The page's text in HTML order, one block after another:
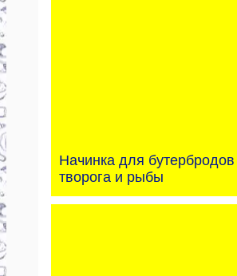
Начинка для бутербродов
творога и рыбы